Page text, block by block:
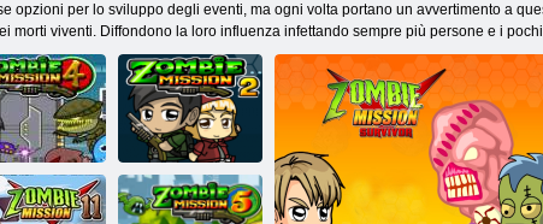
opzioni per lo sviluppo degli eventi, ma ogni volta portano un avvertimento a
viventi. Diffondono la loro influenza infettando sempre più persone e i